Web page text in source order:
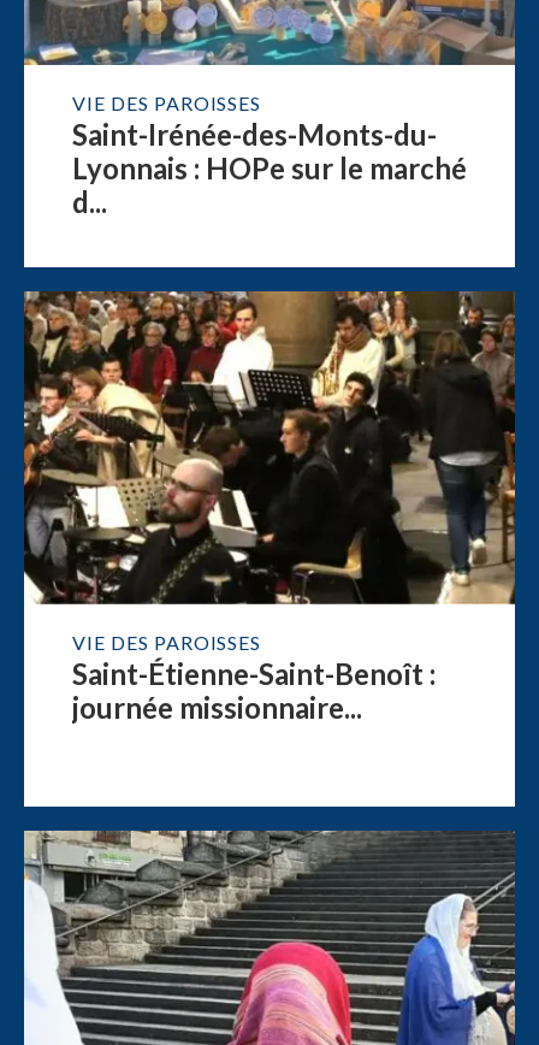
VIE DES PAROISSES
Saint-Irénée-des-Monts-du-
Lyonnais : HOPe sur le marché
d...
VIE DES PAROISSES
Saint-Étienne-Saint-Benoît :
journée missionnaire...